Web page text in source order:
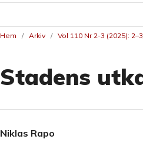
Hem / Arkiv / Vol 110 Nr 2-3 (2025):
Stadens
Niklas Rapo